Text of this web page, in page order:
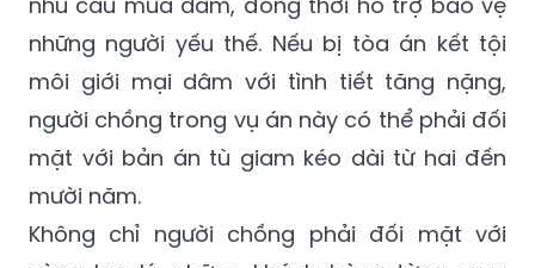
môi giới mại dâm với tình tiết tăng nặng,
người chồng trong vụ án này có thể phải đối
mặt với bản án tù giam kéo dài từ hai đến
mười năm.
Không chỉ người chồng phải đối mặt với
vòng lao lý, những khách hàng từng mua
dâm cũng đang nằm trong tầm ngắm của